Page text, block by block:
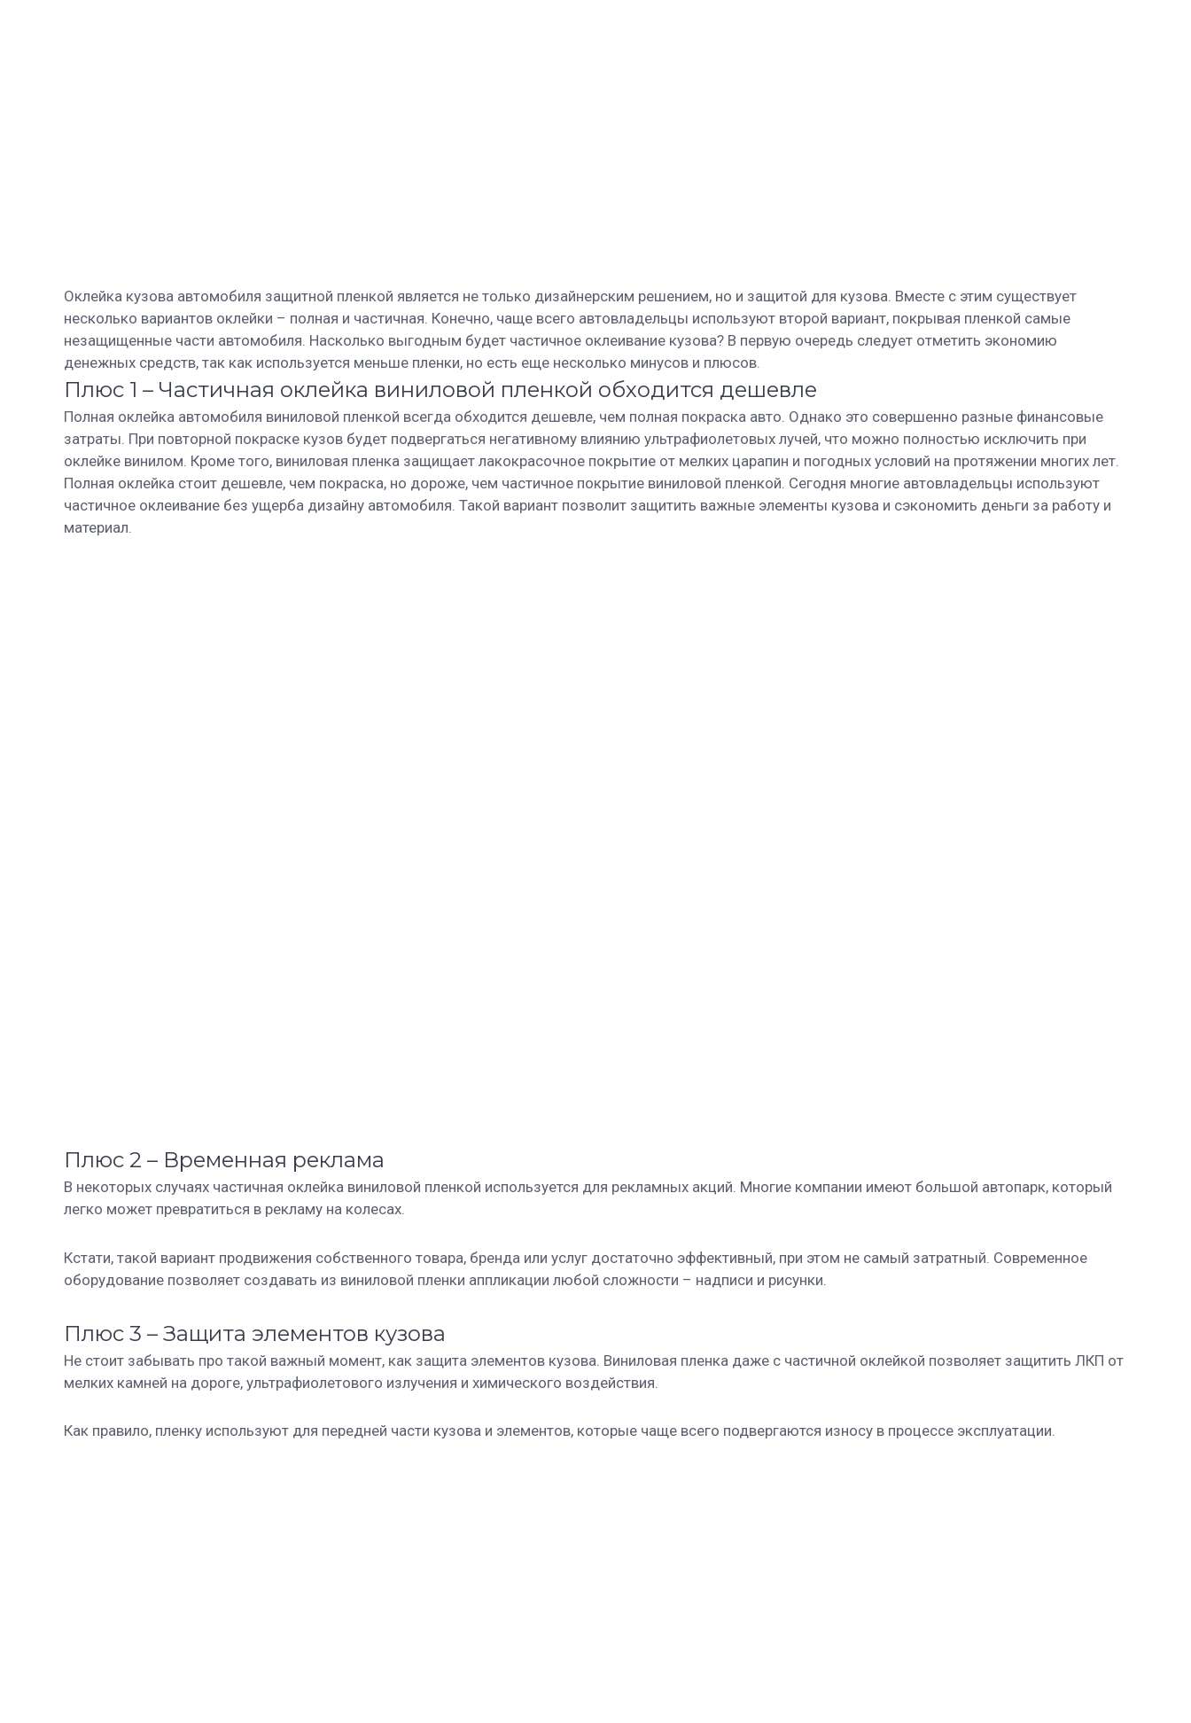
Оклейка кузова автомобиля защитной пленкой является не только дизайнерским решением, но и защитой для кузова. Вместе с этим существует
несколько вариантов оклейки – полная и частичная. Конечно, чаще всего автовладельцы используют второй вариант, покрывая пленкой самые
незащищенные части автомобиля. Насколько выгодным будет частичное оклеивание кузова? В первую очередь следует отметить экономию
денежных средств, так как используется меньше пленки, но есть еще несколько минусов и плюсов.
Плюс 1 – Частичная оклейка виниловой пленкой обходится дешевле
Полная оклейка автомобиля виниловой пленкой всегда обходится дешевле, чем полная покраска авто. Однако это совершенно разные финансовые
затраты. При повторной покраске кузов будет подвергаться негативному влиянию ультрафиолетовых лучей, что можно полностью исключить при
оклейке винилом. Кроме того, виниловая пленка защищает лакокрасочное покрытие от мелких царапин и погодных условий на протяжении многих лет.
Полная оклейка стоит дешевле, чем покраска, но дороже, чем частичное покрытие виниловой пленкой. Сегодня многие автовладельцы используют
частичное оклеивание без ущерба дизайну автомобиля. Такой вариант позволит защитить важные элементы кузова и сэкономить деньги за работу и
материал.
Плюс 2 – Временная реклама
В некоторых случаях частичная оклейка виниловой пленкой используется для рекламных акций. Многие компании имеют большой автопарк, который
легко может превратиться в рекламу на колесах.
Кстати, такой вариант продвижения собственного товара, бренда или услуг достаточно эффективный, при этом не самый затратный. Современное
оборудование позволяет создавать из виниловой пленки аппликации любой сложности – надписи и рисунки.
Плюс 3 – Защита элементов кузова
Не стоит забывать про такой важный момент, как защита элементов кузова. Виниловая пленка даже с частичной оклейкой позволяет защитить ЛКП от
мелких камней на дороге, ультрафиолетового излучения и химического воздействия.
Как правило, пленку используют для передней части кузова и элементов, которые чаще всего подвергаются износу в процессе эксплуатации.